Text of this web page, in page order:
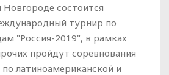
состоится
турнир по
"Россия-2019", в рамках
пройдут соревнования
по латиноамериканской и